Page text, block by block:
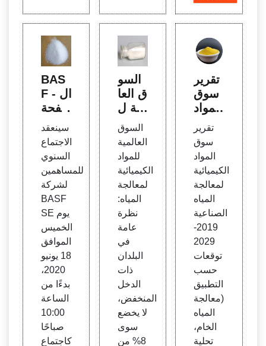
BAS
F - ال
صفحة
سية ا
لعالمي
ة
سينعقد
الاجتماع
السنوي
للمساهمين
لشركة
BASF
SE يوم
الخميس
الموافق
18 يونيو
2020،
بدءًا من
الساعة
10:00
صباحًا
كاجتماع
السو
ق العا
لمية ل
لمواد
الكيمي
ائية ل
معالج
ة المي
اه، ح
سب ن
وع ال
منتج
السوق
العالمية
للمواد
الكيميائية
لمعالجة
المياه:
نظرة
عامة
في
البلدان
ذات
الدخل
المنخفض،
لا يخضع
سوى
8% من
تقرير
سوق
المواد
ائية ل
معالج
ة المي
اه الص
ناعية
2019
تقرير
سوق
المواد
الكيميائية
لمعالجة
المياه
الصناعية
2019-
2029
توقعات
حسب
التطبيق
(معالجة
المياه
الخام،
تحلية